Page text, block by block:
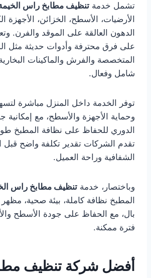
تشمل خدمة تنظيف مطابخ راس
الأرضيات، الأسطح، الخزائن، الأجهزة
الدهون العالقة على الموقد والفرن.
على فرق محترفة وأدوات حديثة مثل
المتخصصة والفرش والماكينات
شامل وفعال.
توفر الخدمة داخل المنزل مباشرة
وحماية الأجهزة والأسطح، مع إمكانية
الدوري للحفاظ على نظافة المطبخ
تقدم الشركات تقدير تكلفة واضح قبل
الشفافية وراحة العميل.
وباختصار، خدمة تنظيف مطابخ راس
المطبخ نظافة كاملة، بيئة صحية،
بال، مع الحفاظ على جودة الأسطح
فترة ممكنة.
أفضل شركة تنظيف